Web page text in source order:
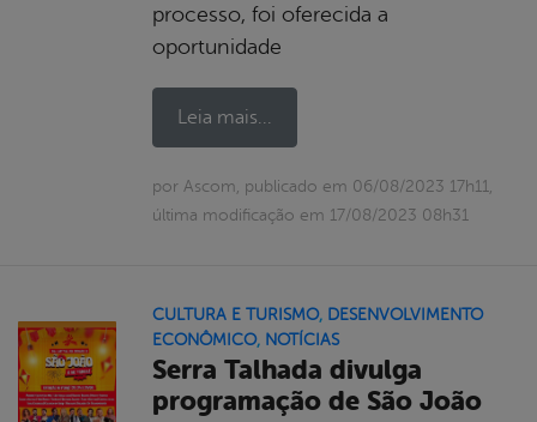
processo, foi oferecida a
oportunidade
Leia mais...
por Ascom, publicado em 06/08/2023 17h11,
última modificação em 17/08/2023 08h31
CULTURA E TURISMO, DESENVOLVIMENTO
ECONÔMICO, NOTÍCIAS
Serra Talhada divulga
programação de São João